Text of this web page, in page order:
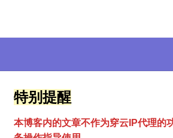
特别提醒
本博客内的文章不作为穿云 P代理的